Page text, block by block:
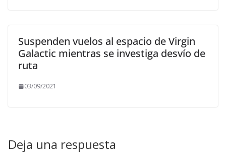
Suspenden vuelos al espacio de Virgin
Galactic mientras se investiga desvío de
ruta
03/09/2021
Deja una respuesta